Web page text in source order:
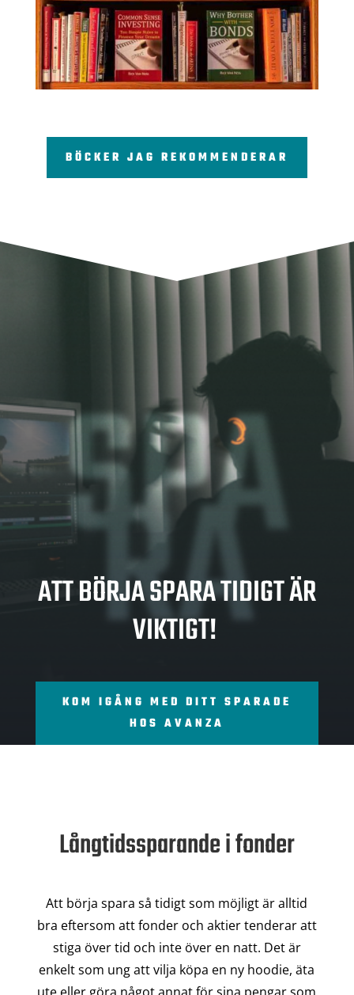
BÖCKER JAG REKOMMENDERAR
SPA
RA
ATT BÖRJA SPARA TIDIGT ÄR
VIKTIGT!
KOM IGÅNG MED DITT SPARADE
HOS AVANZA
Långtidssparande i fonder
Att börja spara så tidigt som möjligt är alltid
bra eftersom att fonder och aktier tenderar att
stiga över tid och inte över en natt. Det är
enkelt som ung att vilja köpa en ny hoodie, äta